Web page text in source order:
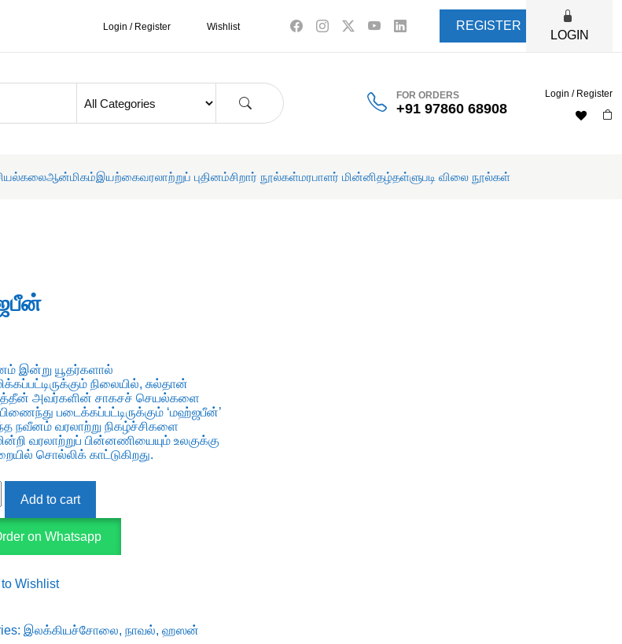
Login / Register Wishlist REGISTER
LOGIN
FOR ORDERS
+91 97860 68908
Login / Register
கலைஆன்மிகம்இயற்கைவரலாற்றுப் புதினம்சிறார் நூல்கள்மரபாளர் மின்னிதழ்தள்ளுபடி விலை நூல்கள்
இன்று யூதர்களால்
நிலையில், சுல்தான்
அவர்களின் சாகசச் செயல்களை
படைக்கப்பட்டிருக்கும் ‘மஹ்ஜபீன்’
நவீனம் வரலாற்று நிகழ்ச்சிகளை
வரலாற்றுப் பின்னணியையும் உலகுக்கு
சொல்லிக் காட்டுகிறது.
Add to cart
on Whatsapp
Wishlist
இலக்கியச்சோலை, நாவல், ஹஸன்